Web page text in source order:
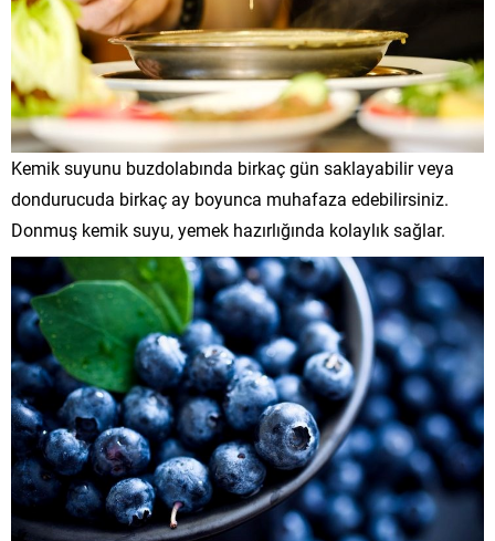
Kemik suyunu buzdolabında birkaç gün saklayabilir veya
dondurucuda birkaç ay boyunca muhafaza edebilirsiniz.
Donmuş kemik suyu, yemek hazırlığında kolaylık sağlar.